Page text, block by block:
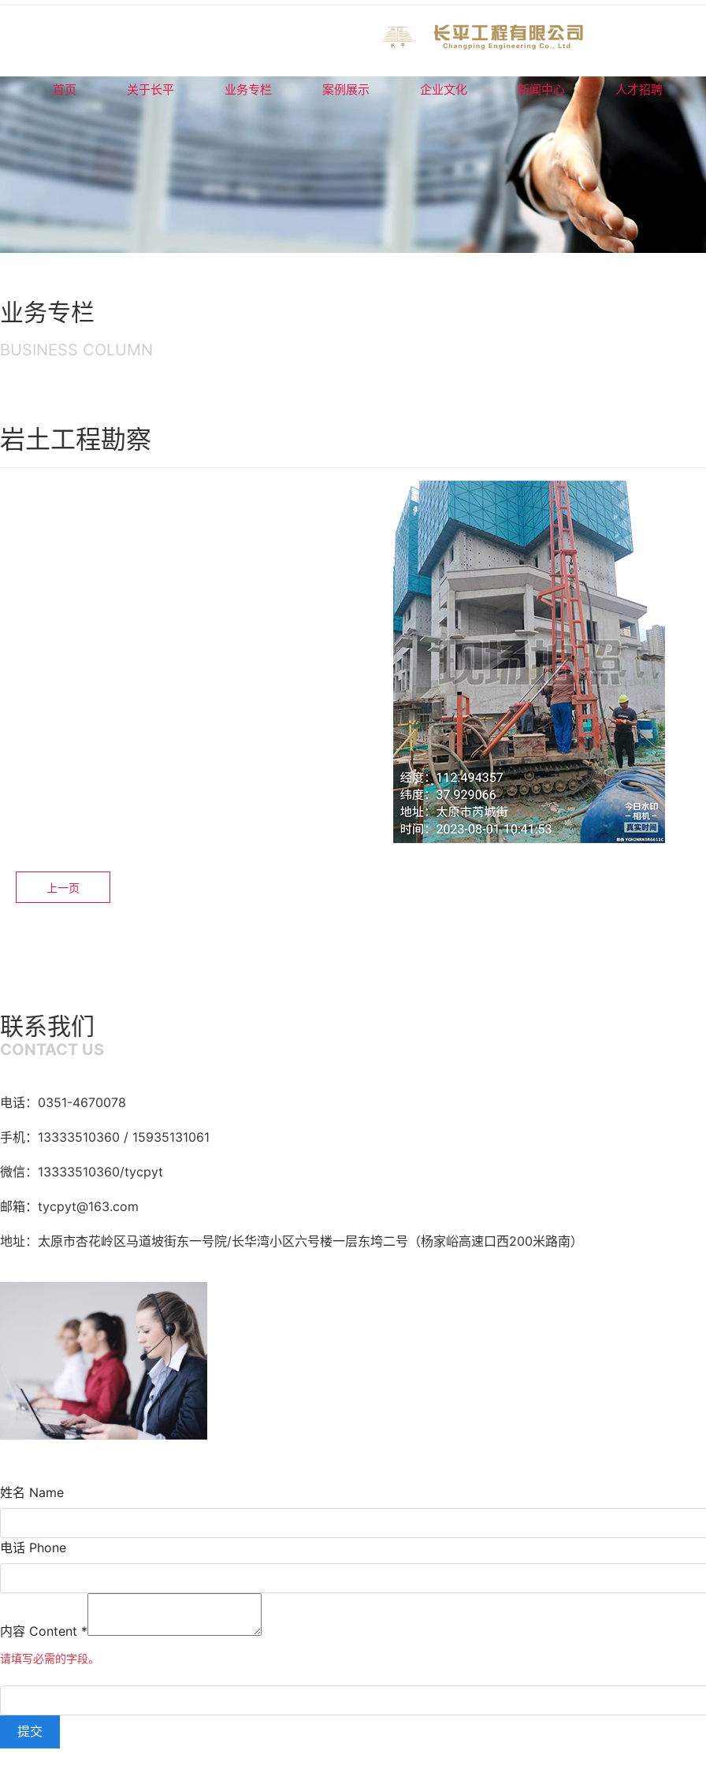
首页 关于长平 业务专栏 案例展示 企业文化 新闻中心 人才招聘
业务专栏
BUSINESS COLUMN
岩土工程勘察
上一页
联系我们
CONTACT US
电话：0351-4670078
手机：13333510360 / 15935131061
微信：13333510360/tycpyt
邮箱：tycpyt@163.com
地址：太原市杏花岭区马道坡街东一号院/长华湾小区六号楼一层东垮二号（杨家峪高速口西200米路南）
姓名 Name
电话 Phone
内容 Content *
请填写必需的字段。
提交